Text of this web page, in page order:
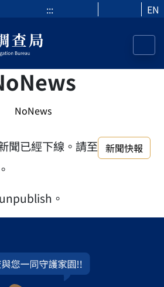
::: EN
NoNews
聞已經下線。請至 新聞快報
。